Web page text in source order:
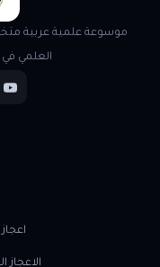
موسوعة علمية عربية
العلمي في
الاعجاز